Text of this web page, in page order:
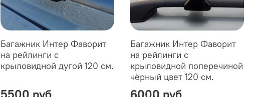
Багажник Интер Фаворит
на рейлинги с
крыловидной дугой 120 см.
5500 руб
Багажник Интер Фаворит
на рейлинги с
крыловидной поперечиной
чёрный цвет 120 см.
6000 руб